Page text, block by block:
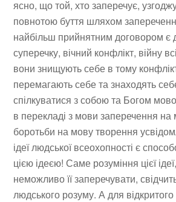
ясно, що той, хто заперечує,
повнотою буття шляхом
найбільш прийнятним договором є
суперечку, вічний конфлікт, війну
вони знищують себе в тому
перемагають себе та знаходять
спілкуватися з собою та Богом
в перекладі з мови заперечення на
боротьби на мову творення
ідеї людської всеохопності є
цією ідеєю! Саме розуміння цієї
неможливо її заперечувати,
людського розуму. А для